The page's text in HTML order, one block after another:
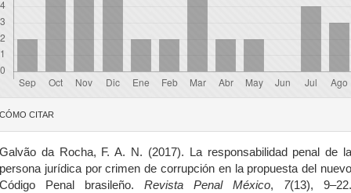
CÓMO CITAR
Galvão da Rocha, F. A. N. (2017). La responsabilidad penal de la
persona jurídica por crimen de corrupción en la propuesta del nuevo
Código Penal brasileño. Revista Penal México, 7(13), 9–22.